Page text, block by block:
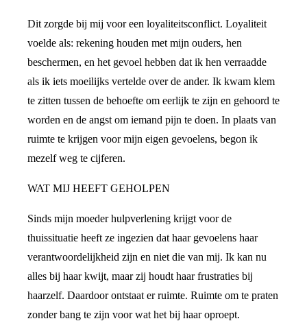
Dit zorgde bij mij voor een loyaliteitsconflict. Loyaliteit
voelde als: rekening houden met mijn ouders, hen
beschermen, en het gevoel hebben dat ik hen verraadde
als ik iets moeilijks vertelde over de ander. Ik kwam klem
te zitten tussen de behoefte om eerlijk te zijn en gehoord te
worden en de angst om iemand pijn te doen. In plaats van
ruimte te krijgen voor mijn eigen gevoelens, begon ik
mezelf weg te cijferen.
WAT MIJ HEEFT GEHOLPEN
Sinds mijn moeder hulpverlening krijgt voor de
thuissituatie heeft ze ingezien dat haar gevoelens haar
verantwoordelijkheid zijn en niet die van mij. Ik kan nu
alles bij haar kwijt, maar zij houdt haar frustraties bij
haarzelf. Daardoor ontstaat er ruimte. Ruimte om te praten
zonder bang te zijn voor wat het bij haar oproept.